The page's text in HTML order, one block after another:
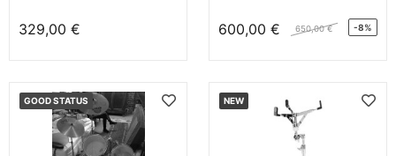
329,00 € 600,00 € 650,00 € -8%
GOOD STATUS NEW